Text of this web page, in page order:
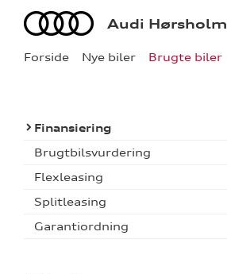
Forside Nye biler Brugte biler
Audi Audi Hørsholm
Finansiering
Brugtbilsvurdering
Flexleasing
Splitleasing
Garantiordning